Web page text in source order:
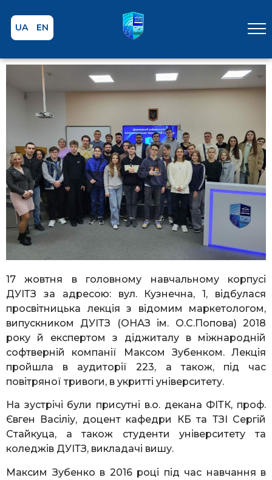
UA EN
17 жовтня в головному навчальному корпусі
ДУІТЗ за адресою: вул. Кузнечна, 1, відбулася
просвітницька лекція з відомим маркетологом,
випускником ДУІТЗ (ОНАЗ ім. О.С.Попова) 2018
року й експертом з діджиталу в міжнародній
софтверній компанії Максом Зубенком. Лекція
пройшла в аудиторії 223, а також, під час
повітряної тривоги, в укритті університету.
На зустрічі були присутні в.о. декана ФІТК, проф.
Євген Васіліу, доцент кафедри КБ та ТЗІ Сергій
Стайкуца, а також студенти університету та
коледжів ДУІТЗ, викладачі вишу.
Максим Зубенко в 2016 році під час навчання в